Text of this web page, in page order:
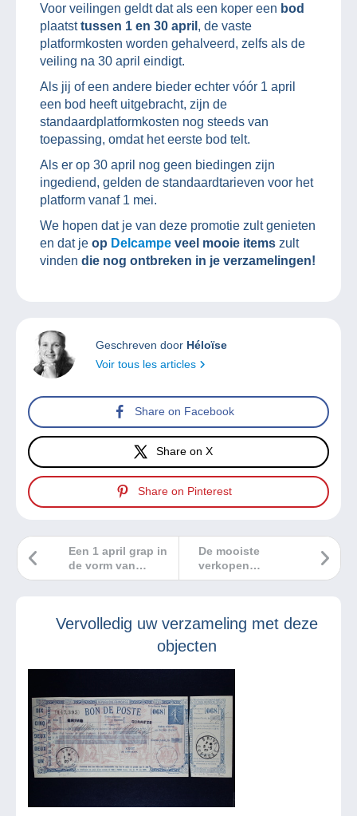
Voor veilingen geldt dat als een koper een bod
plaatsttussen 1 en 30 april , de vaste
platformkosten worden gehalveerd, zelfs als de
veiling na 30 april eindigt.
Als jij of een andere bieder echter vóór 1 april
een bod heeft uitgebracht, zijn de
standaardplatformkosten nog steeds van
toepassing, omdat het eerste bod telt.
Als er op 30 april nog geen biedingen zijn
ingediend, gelden de standaardtarieven voor het
platform vanaf 1 mei.
We hopen dat je van deze promotie zult genieten
en dat je op Delcampe veel mooie items zult
vinden die nog ontbreken in je verzamelingen!
Geschreven door Héloïse
Voir tous les articles
Share on Facebook
Share on X
Share on Pinterest
De mooiste
verkopen
Delcampe maart
Een 1 april grap in
de vorm van
postkaarten
Vervolledig uw verzameling met deze
objecten